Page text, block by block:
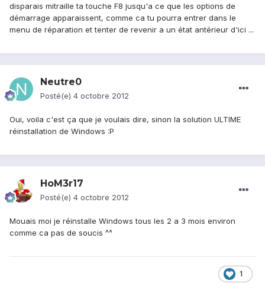
disparais mitraille ta touche F8 jusqu'a ce que les options de
démarrage apparaissent, comme ca tu pourra entrer dans le
menu de réparation et tenter de revenir a un état antérieur d'ici ...
Neutre0
Posté(e) 4 octobre 2012
Oui, voila c'est ça que je voulais dire, sinon la solution ULTIME
réinstallation de Windows :P
HoM3r17
Posté(e) 4 octobre 2012
Mouais moi je réinstalle Windows tous les 2 a 3 mois environ
comme ca pas de soucis ^^
1